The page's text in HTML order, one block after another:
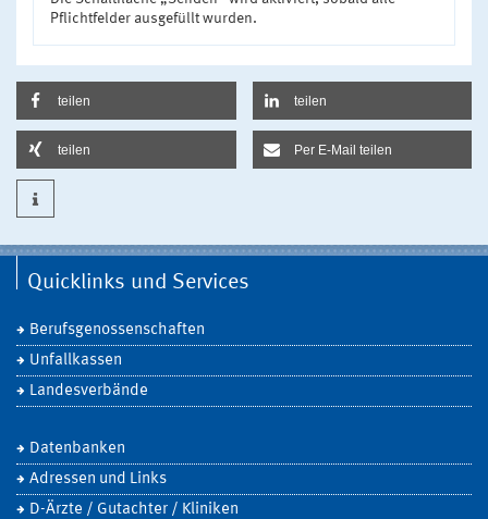
Pflichtfelder ausgefüllt wurden.
teilen teilen
teilen Per E-Mail teilen
Quicklinks und Services
Berufsgenossenschaften
Unfallkassen
Landesverbände
Datenbanken
Adressen und Links
D-Ärzte / Gutachter / Kliniken